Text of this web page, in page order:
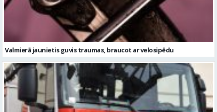
Valmierā jaunietis guvis traumas, braucot ar velosipēdu